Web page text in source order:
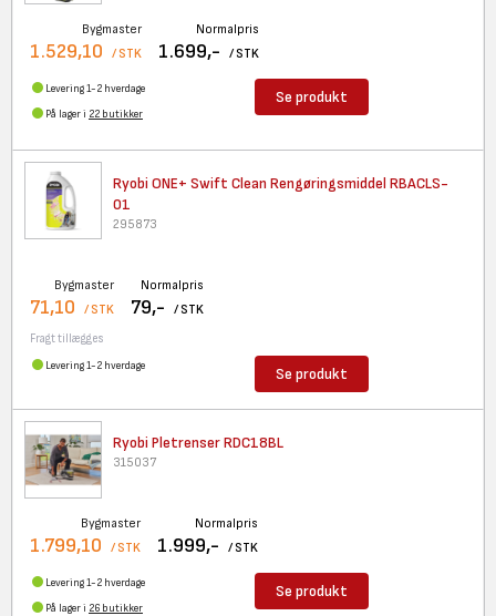
Bygmaster
1.529,10 / STK
Normalpris
1.699,- / STK
Levering 1-2 hverdage
På lager i 22 butikker
Se produkt
Ryobi ONE+ Swift Clean Rengøringsmiddel RBACLS-
01
295873
Bygmaster
71,10 / STK
Normalpris
79,- / STK
Fragt tillægges
Levering 1-2 hverdage Se produkt
Ryobi Pletrenser RDC18BL
315037
Bygmaster
1.799,10 / STK
Normalpris
1.999,- / STK
Levering 1-2 hverdage
På lager i 26 butikker
Se produkt